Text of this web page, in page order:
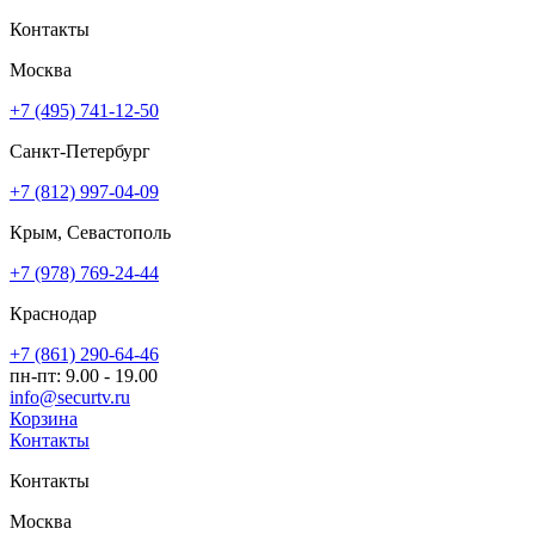
Контакты
Москва
+7 (495) 741-12-50
Санкт-Петербург
+7 (812) 997-04-09
Крым, Севастополь
+7 (978) 769-24-44
Краснодар
+7 (861) 290-64-46
пн-пт: 9.00 - 19.00
info@securtv.ru
Корзина
Контакты
Контакты
Москва